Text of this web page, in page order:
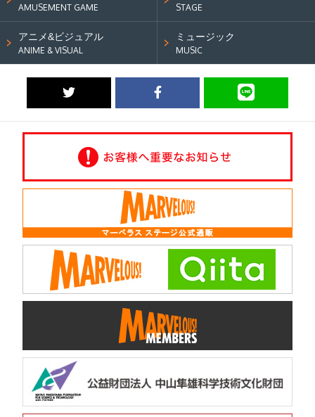
AMUSEMENT GAME STAGE
アニメ&ビジュアル
ANIME & VISUAL
ミュージック
MUSIC